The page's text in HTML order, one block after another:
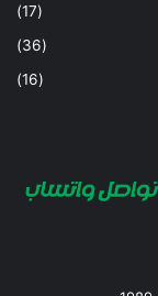
(17)
(36)
(16)